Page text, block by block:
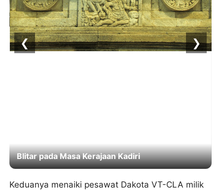
Blitar pada Masa Kerajaan Kadiri
❮ ❯
Keduanya menaiki pesawat Dakota VT-CLA milik